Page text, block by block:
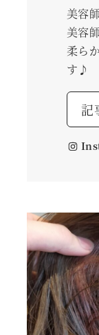
美容
美容
柔ら
す♪
記